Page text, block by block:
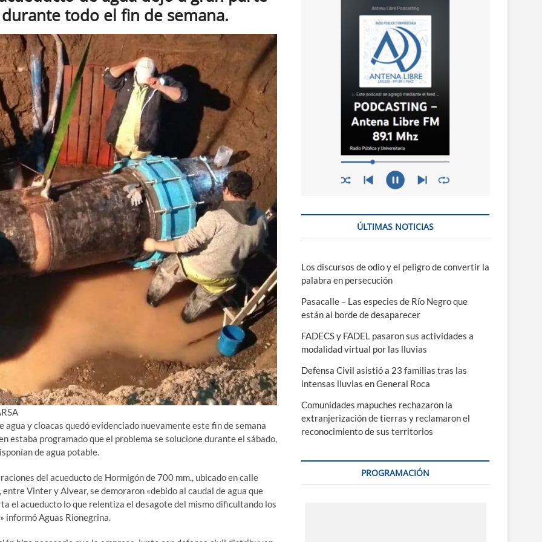
todo el fin de semana.
y cloacas quedó evidenciado nuevamente este fin de semana
estaba programado que el problema se solucione durante el sábado,
de agua potable.
del acueducto de Hormigón de 700 mm., ubicado en calle
entre Vinter y Alvear, se demoraron «debido al caudal de agua que
el acueducto lo que relentiza el desagote del mismo dificultando los
informó Aguas Rionegrina.
ÚLTIMAS NOTICIAS
Los discursos de odio y el peligro de convertir la
palabra en persecución
Pasacalle – Las especies de Río Negro que
están al borde de desaparecer
FADECS y FADEL pasaron sus actividades a
modalidad virtual por las lluvias
Defensa Civil asistió a 23 familias tras las
intensas lluvias en General Roca
Comunidades mapuches rechazaron la
extranjerización de tierras y reclamaron el
reconocimiento de sus territorios
PROGRAMACIÓN